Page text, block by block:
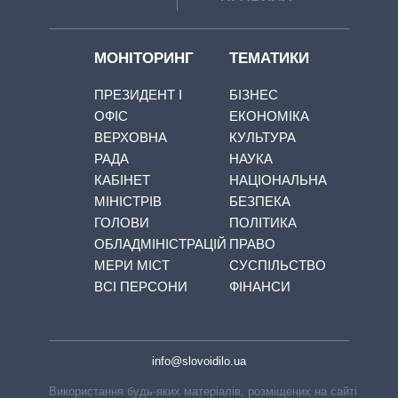
МОНІТОРИНГ
ПРЕЗИДЕНТ І
ОФІС
ВЕРХОВНА
РАДА
КАБІНЕТ
МІНІСТРІВ
ГОЛОВИ
ОБЛАДМІНІСТРАЦІЙ
МЕРИ МІСТ
ВСІ ПЕРСОНИ
ТЕМАТИКИ
БІЗНЕС
ЕКОНОМІКА
КУЛЬТУРА
НАУКА
НАЦІОНАЛЬНА
БЕЗПЕКА
ПОЛІТИКА
ПРАВО
СУСПІЛЬСТВО
ФІНАНСИ
info@slovoidilo.ua
Використання будь-яких матеріалів, розміщених на сайті,